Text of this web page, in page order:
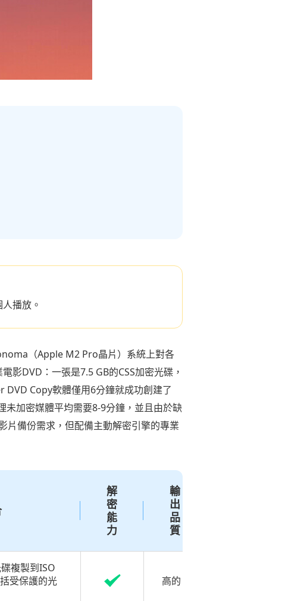
播放。
（Apple M2 Pro晶片）系統上對各
影DVD：一張是7.5 GB的CSS加密光碟，
Copy軟體僅用6分鐘就成功創建了
加密媒體平均需要8-9分鐘，並且由於缺
片備份需求，但配備主動解密引擎的專業
解
密
能
力
輸
出
品
質
複製到ISO
受保護的光
高的